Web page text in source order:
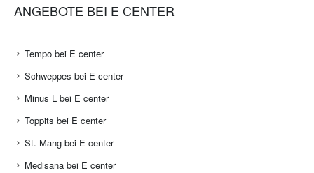
ANGEBOTE BEI E CENTER
Tempo bei E center
Schweppes bei E center
Minus L bei E center
Toppits bei E center
St. Mang bei E center
Medisana bei E center